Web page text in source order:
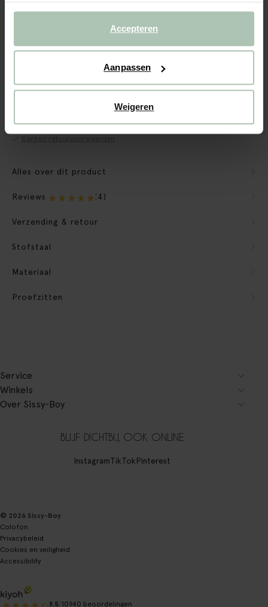
Accepteren
Aanpassen
Weigeren
3 Extra's + toevoegen
CBW garantie
We maken de bank gebruiksklaar
Alles over dit product
Reviews (4)
Verzending & retour
Stofstaal
Materiaal
Proefzitten
Service
Winkels
Over Sissy-Boy
BLIJF DICHTBIJ, OOK ONLINE
InstagramTikTokPinterest
© 2026 Sissy-Boy
Colofon
Privacybeleid
Cookies en veiligheid
Accessibility
9.5 10940 beoordelingen